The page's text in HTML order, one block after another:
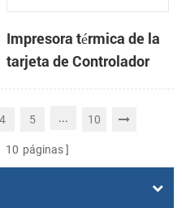
Impresora térmica de la
tarjeta de Controlador
DB-100
4 5 ... 10
10 páginas